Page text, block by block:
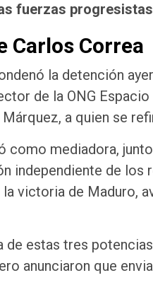
fuerzas
Carlos Correa
la detención
de la ONG
a quien se
como mediadora,
independiente de
victoria de Maduro,
de estas tres
anunciaron que